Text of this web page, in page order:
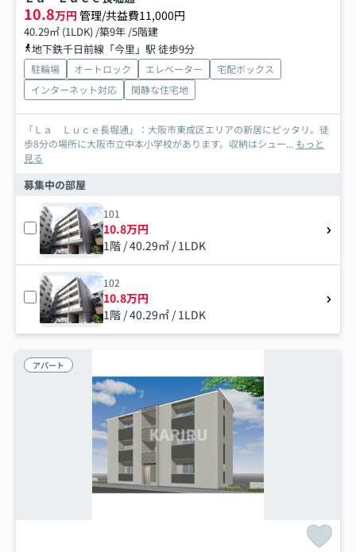
10.8万円 管理/共益費11,000円
40.29㎡ (1LDK) /築9年 /5階建
地下鉄千日前線「今里」駅 徒歩9分
駐輪場 オートロック エレベーター
宅配ボックス
インターネット対応
閑静な住宅地
「Ｌａ Ｌｕｃｅ長堀通」：大阪市東成区エリアの新居にピッタリ。徒
歩8分の場所に大阪市立中本小学校があります。収納はシュー... もっと
見る
募集中の部屋
101
10.8万円
1階 / 40.29㎡ / 1LDK
102
10.8万円
1階 / 40.29㎡ / 1LDK
アパート